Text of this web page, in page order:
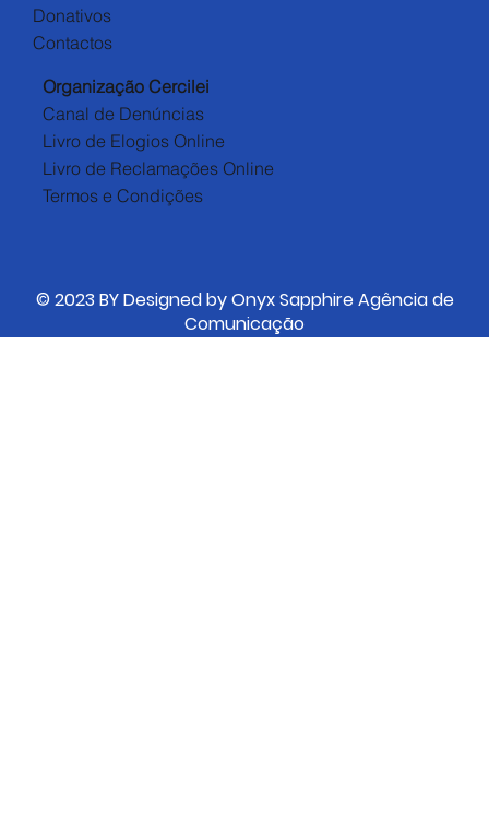
© 2023 BY Designed by Onyx Sapphire Agência de
Comunicação
Organização Cercilei
Canal de Denúncias
Livro de Elogios Online
Livro de Reclamações Online
Termos e Condições
Donativos
Contactos